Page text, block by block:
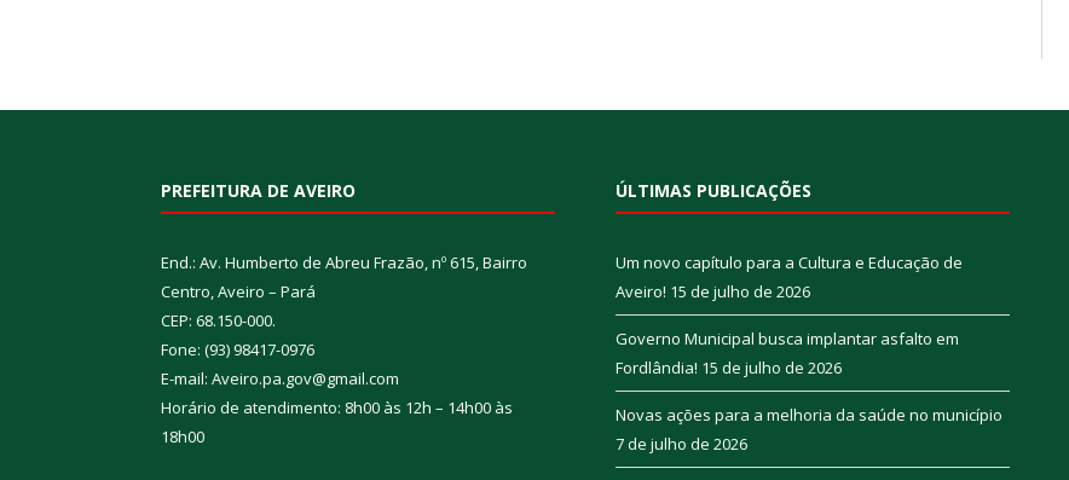
PREFEITURA DE AVEIRO
End.: Av. Humberto de Abreu Frazão, nº 615, Bairro
Centro, Aveiro – Pará
CEP: 68.150-000.
Fone: (93) 98417-0976
E-mail: Aveiro.pa.gov@gmail.com
Horário de atendimento: 8h00 às 12h – 14h00 às
18h00
ÚLTIMAS PUBLICAÇÕES
Um novo capítulo para a Cultura e Educação de
Aveiro! 15 de julho de 2026
Governo Municipal busca implantar asfalto em
Fordlândia! 15 de julho de 2026
Novas ações para a melhoria da saúde no município
7 de julho de 2026